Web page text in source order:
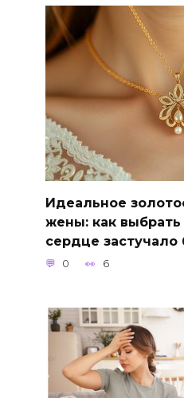
Идеальное
жены: как выбрать
сердце застучало
0 6